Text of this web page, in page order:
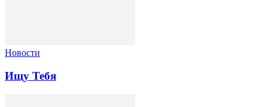
Новости
Ищу Тебя